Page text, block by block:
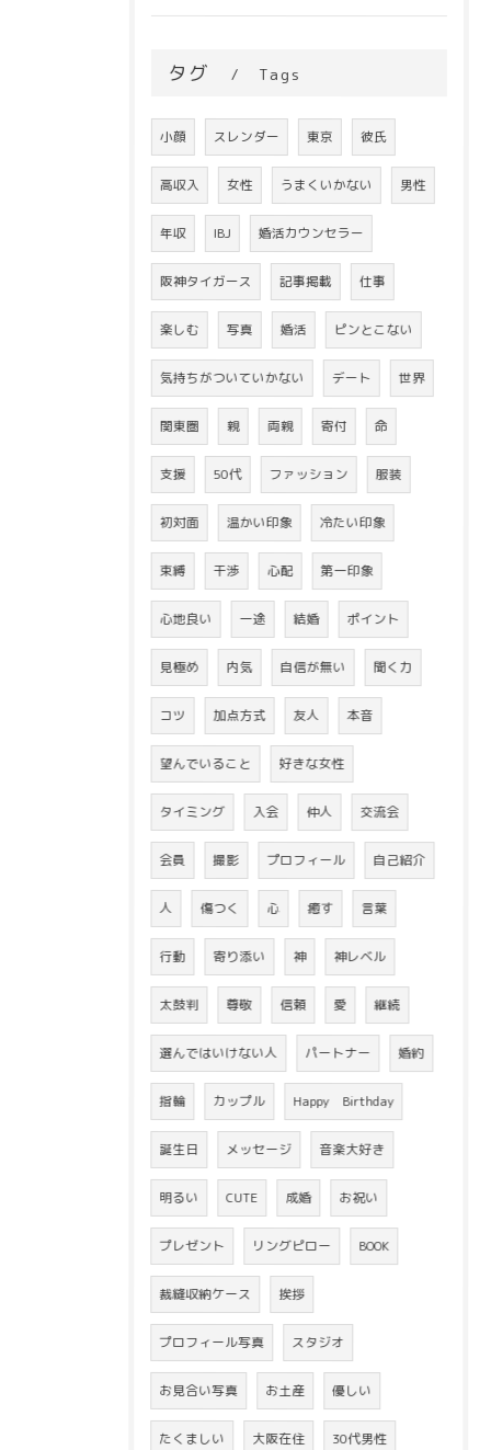
タグ Tags
小顔 スレンダー 東京 彼氏
高収入 女性 うまくいかない 男性
年収 IBJ 婚活カウンセラー
阪神タイガース 記事掲載 仕事
楽しむ 写真 婚活 ピンとこない
気持ちがついていかない デート 世界
関東圏 親 両親 寄付 命
支援 50代 ファッション 服装
初対面 温かい印象 冷たい印象
束縛 干渉 心配 第一印象
心地良い 一途 結婚 ポイント
見極め 内気 自信が無い 聞く力
コツ 加点方式 友人 本音
望んでいること 好きな女性
タイミング 入会 仲人 交流会
会員 撮影 プロフィール 自己紹介
人 傷つく 心 癒す 言葉
行動 寄り添い 神 神レベル
太鼓判 尊敬 信頼 愛 継続
選んではいけない人 パートナー 婚約
指輪 カップル Happy Birthday
誕生日 メッセージ 音楽大好き
明るい CUTE 成婚 お祝い
プレゼント リングピロー BOOK
裁縫収納ケース 挨拶
プロフィール写真 スタジオ
お見合い写真 お土産 優しい
たくましい 大阪在住 30代男性